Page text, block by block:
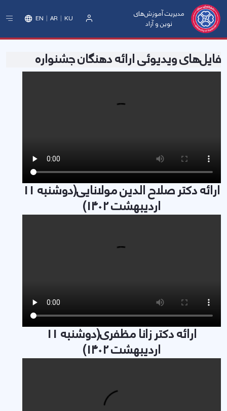
مدیریت آموزش‌های
نوین و آزاد
EN AR KU
فایل‌های ویدیوئی ارائه دهنگان جشنواره
ارائه دکتر صلاح الدین مولانایی(دوشنبه 11
اردیبهشت 1402)
ارائه دکتر زانا مظفری(دوشنبه 11
اردیبهشت 1402)